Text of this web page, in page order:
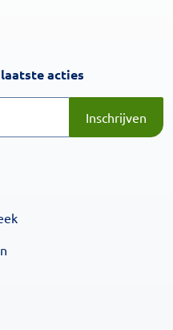
acties
Inschrijven